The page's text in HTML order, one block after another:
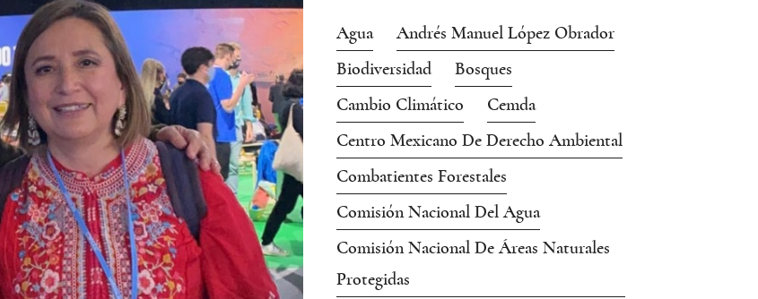
Agua
Andrés Manuel López Obrador
Biodiversidad
Bosques
Cambio Climático
Cemda
Centro Mexicano De Derecho Ambiental
Combatientes Forestales
Comisión Nacional Del Agua
Comisión Nacional De Áreas Naturales
Protegidas